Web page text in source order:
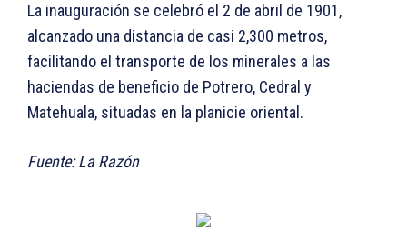
La inauguración se celebró el 2 de abril de 1901,
alcanzado una distancia de casi 2,300 metros,
facilitando el transporte de los minerales a las
haciendas de beneficio de Potrero, Cedral y
Matehuala, situadas en la planicie oriental.
Fuente: La Razón